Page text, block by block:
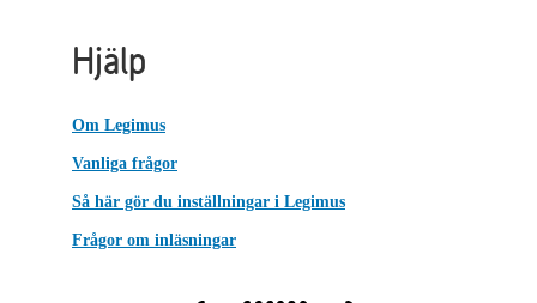
Hjälp
Om Legimus
Vanliga frågor
Så här gör du inställningar i Legimus
Frågor om inläsningar